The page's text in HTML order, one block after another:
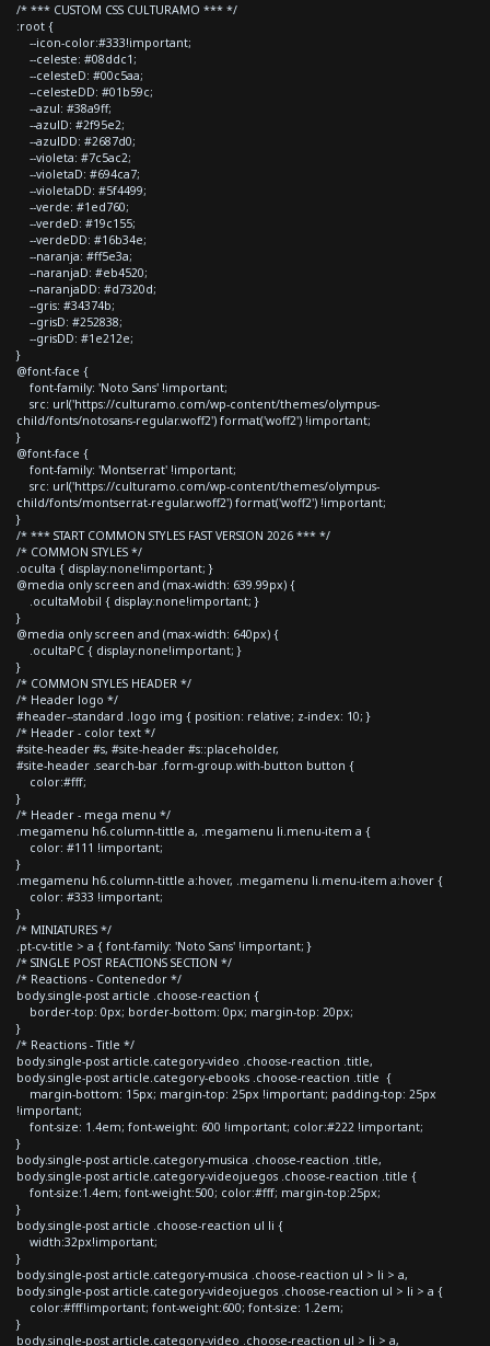
/* *** CUSTOM CSS CULTURAMO *** */
:root {
--icon-color:#333!important;
--celeste: #08ddc1;
--celesteD: #00c5aa;
--celesteDD: #01b59c;
--azul: #38a9ff;
--azulD: #2f95e2;
--azulDD: #2687d0;
--violeta: #7c5ac2;
--violetaD: #694ca7;
--violetaDD: #5f4499;
--verde: #1ed760;
--verdeD: #19c155;
--verdeDD: #16b34e;
--naranja: #ff5e3a;
--naranjaD: #eb4520;
--naranjaDD: #d7320d;
--gris: #34374b;
--grisD: #252838;
--grisDD: #1e212e;
}
@font-face {
font-family: 'Noto Sans' !important;
src: url('https://culturamo.com/wp-content/themes/olympus-
child/fonts/notosans-regular.woff2') format('woff2') !important;
}
@font-face {
font-family: 'Montserrat' !important;
src: url('https://culturamo.com/wp-content/themes/olympus-
child/fonts/montserrat-regular.woff2') format('woff2') !important;
}
/* *** START COMMON STYLES FAST VERSION 2026 *** */
/* COMMON STYLES */
.oculta { display:none!important; }
@media only screen and (max-width: 639.99px) {
.ocultaMobil { display:none!important; }
}
@media only screen and (max-width: 640px) {
.ocultaPC { display:none!important; }
}
/* COMMON STYLES HEADER */
/* Header logo */
#header--standard .logo img { position: relative; z-index: 10; }
/* Header - color text */
#site-header #s, #site-header #s::placeholder,
#site-header .search-bar .form-group.with-button button {
color:#fff;
}
/* Header - mega menu */
.megamenu h6.column-tittle a, .megamenu li.menu-item a {
color: #111 !important;
}
.megamenu h6.column-tittle a:hover, .megamenu li.menu-item a:hover {
color: #333 !important;
}
/* MINIATURES */
.pt-cv-title > a { font-family: 'Noto Sans' !important; }
/* SINGLE POST REACTIONS SECTION */
/* Reactions - Contenedor */
body.single-post article .choose-reaction {
border-top: 0px; border-bottom: 0px; margin-top: 20px;
}
/* Reactions - Title */
body.single-post article.category-video .choose-reaction .title,
body.single-post article.category-ebooks .choose-reaction .title {
margin-bottom: 15px; margin-top: 25px !important; padding-top: 25px
!important;
font-size: 1.4em; font-weight: 600 !important; color:#222 !important;
}
body.single-post article.category-musica .choose-reaction .title,
body.single-post article.category-videojuegos .choose-reaction .title {
font-size:1.4em; font-weight:500; color:#fff; margin-top:25px;
}
body.single-post article .choose-reaction ul li {
width:32px!important;
}
body.single-post article.category-musica .choose-reaction ul > li > a,
body.single-post article.category-videojuegos .choose-reaction ul > li > a {
color:#fff!important; font-weight:600; font-size: 1.2em;
}
body.single-post article.category-video .choose-reaction ul > li > a,